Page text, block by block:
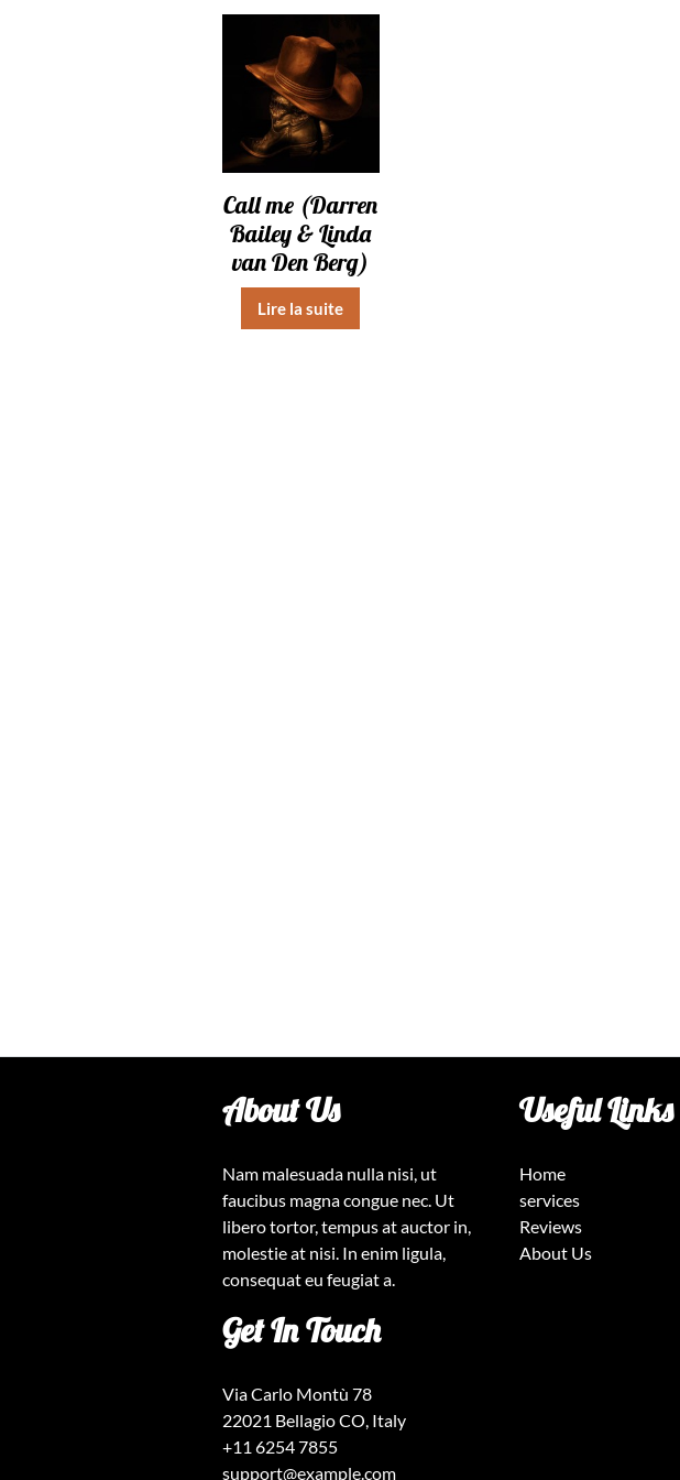
Call me (Darren
Bailey & Linda
van Den Berg)
Lire la suite
About Us
Nam malesuada nulla nisi, ut
faucibus magna congue nec. Ut
libero tortor, tempus at auctor in,
molestie at nisi. In enim ligula,
consequat eu feugiat a.
Useful Links
Home
services
Reviews
About Us
Get In Touch
Via Carlo Montù 78
22021 Bellagio CO, Italy
+11 6254 7855
support@example.com